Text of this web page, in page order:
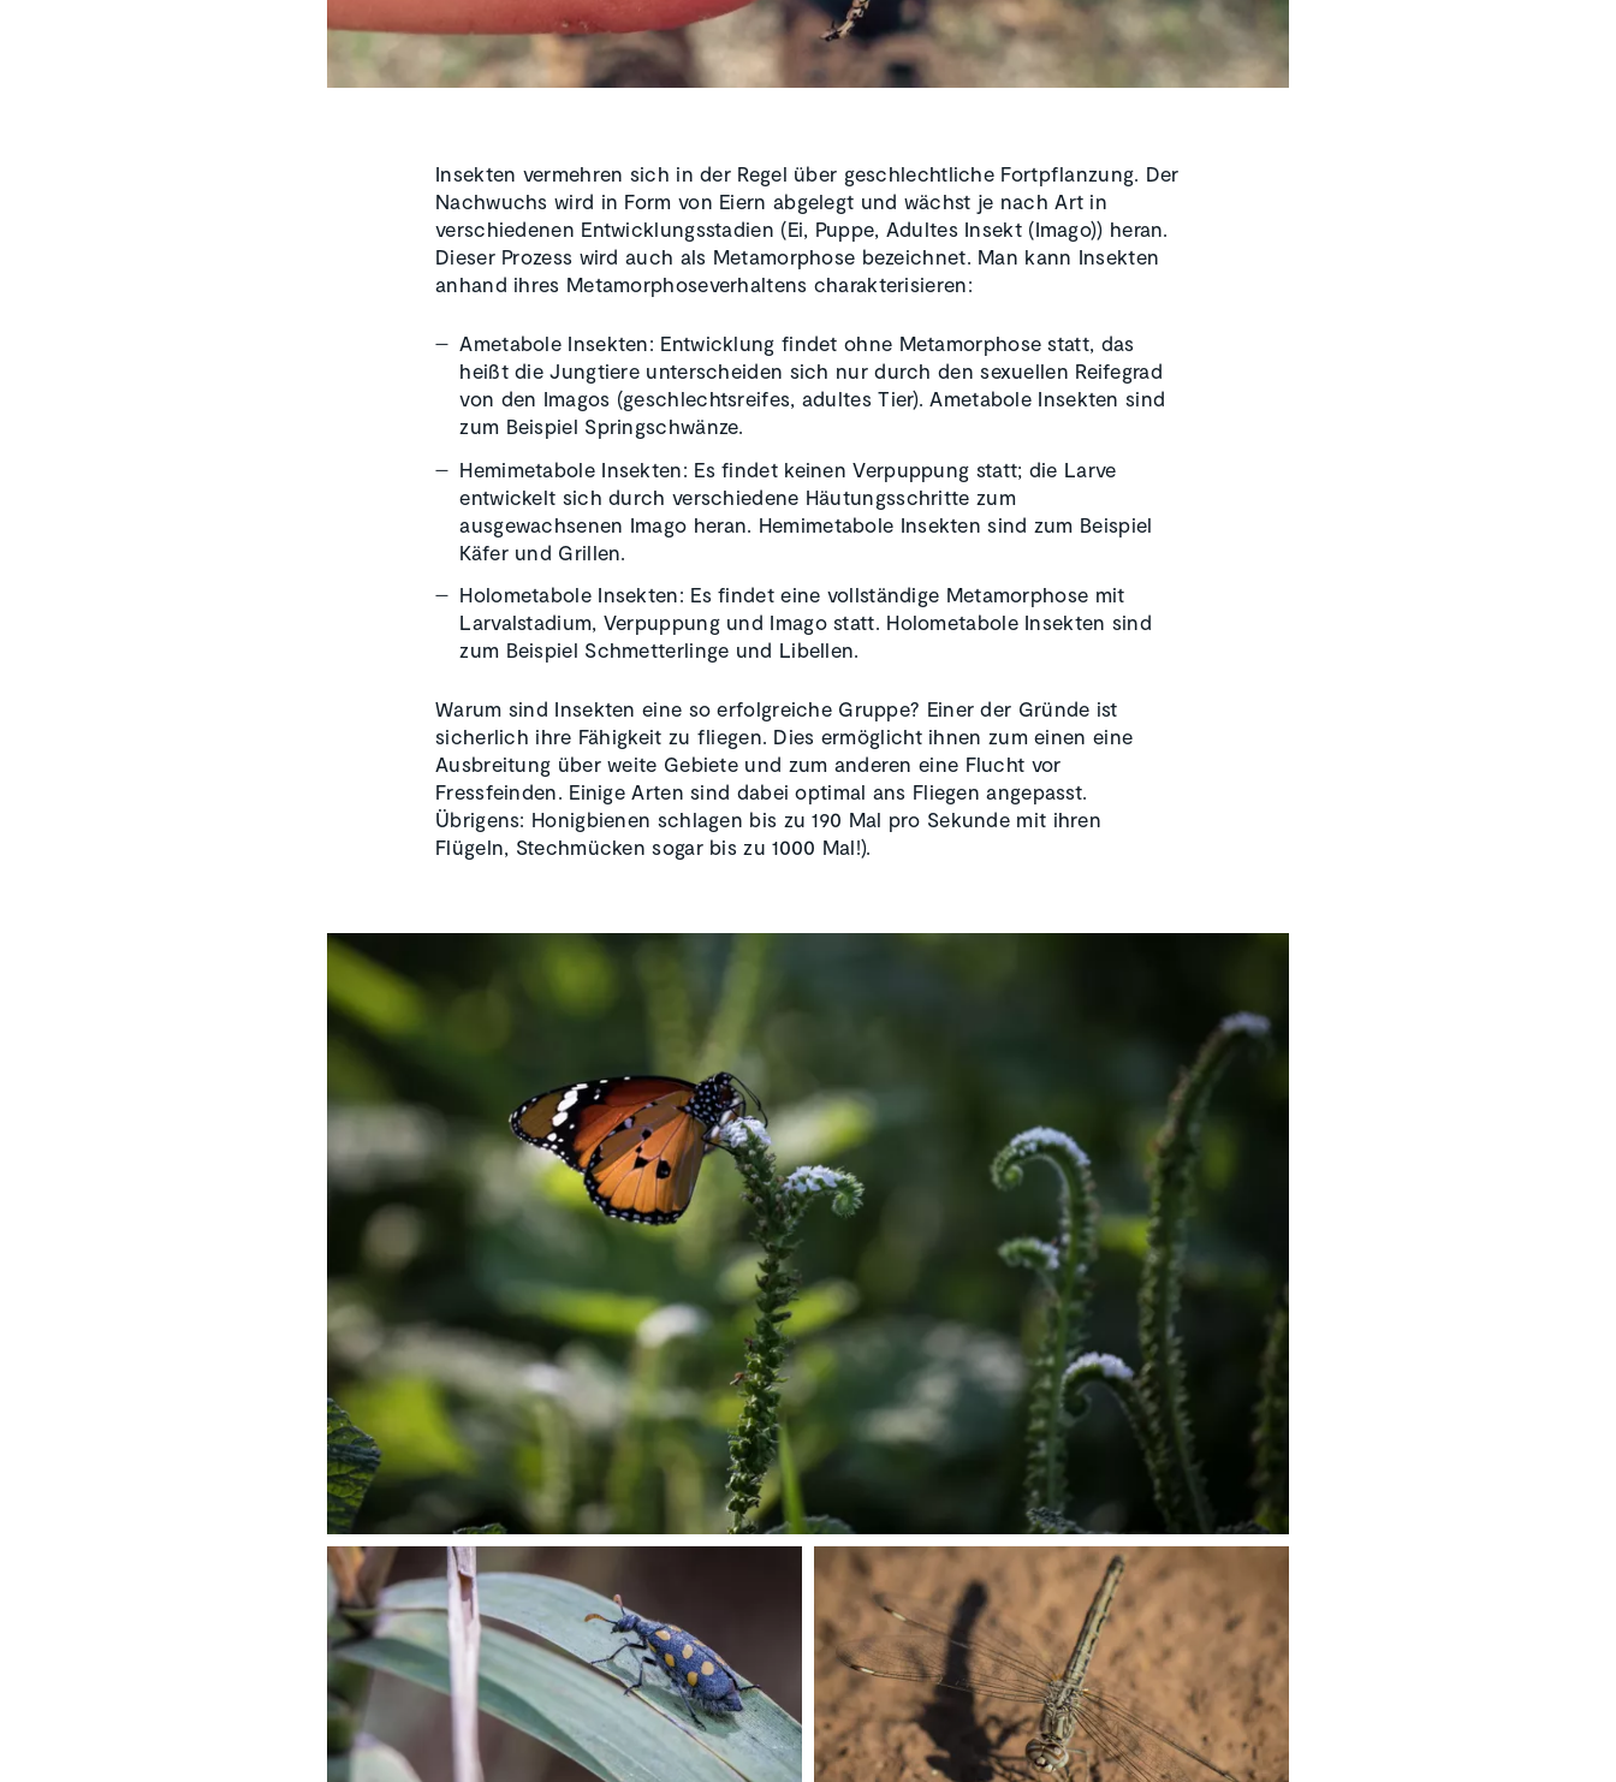
Insekten vermehren sich in der Regel über geschlechtliche Fortpflanzung. Der
Nachwuchs wird in Form von Eiern abgelegt und wächst je nach Art in
verschiedenen Entwicklungsstadien (Ei, Puppe, Adultes Insekt (Imago)) heran.
Dieser Prozess wird auch als Metamorphose bezeichnet. Man kann Insekten
anhand ihres Metamorphoseverhaltens charakterisieren:
Ametabole Insekten: Entwicklung findet ohne Metamorphose statt, das
heißt die Jungtiere unterscheiden sich nur durch den sexuellen Reifegrad
von den Imagos (geschlechtsreifes, adultes Tier). Ametabole Insekten sind
zum Beispiel Springschwänze.
Hemimetabole Insekten: Es findet keinen Verpuppung statt; die Larve
entwickelt sich durch verschiedene Häutungsschritte zum
ausgewachsenen Imago heran. Hemimetabole Insekten sind zum Beispiel
Käfer und Grillen.
Holometabole Insekten: Es findet eine vollständige Metamorphose mit
Larvalstadium, Verpuppung und Imago statt. Holometabole Insekten sind
zum Beispiel Schmetterlinge und Libellen.
Warum sind Insekten eine so erfolgreiche Gruppe? Einer der Gründe ist
sicherlich ihre Fähigkeit zu fliegen. Dies ermöglicht ihnen zum einen eine
Ausbreitung über weite Gebiete und zum anderen eine Flucht vor
Fressfeinden. Einige Arten sind dabei optimal ans Fliegen angepasst.
Übrigens: Honigbienen schlagen bis zu 190 Mal pro Sekunde mit ihren
Flügeln, Stechmücken sogar bis zu 1000 Mal!).